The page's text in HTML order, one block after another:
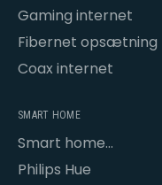
Gaming internet
Fibernet opsætning
Coax internet
SMART HOME
Smart home
opsætning
Philips Hue